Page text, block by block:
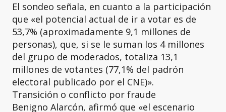
El sondeo señala, en cuanto a la participación
que «el potencial actual de ir a votar es de
53,7% (aproximadamente 9,1 millones de
personas), que, si se le suman los 4 millones
del grupo de moderados, totaliza 13,1
millones de votantes (77,1% del padrón
electoral publicado por el CNE)».
Transición o conflicto por fraude
Benigno Alarcón, afirmó que «el escenario